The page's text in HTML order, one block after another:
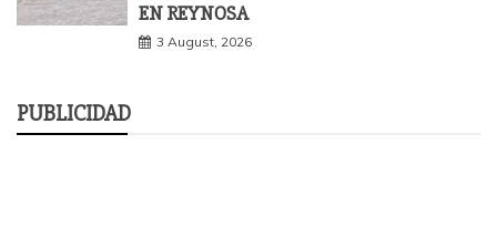
EN REYNOSA
3 August, 2026
PUBLICIDAD